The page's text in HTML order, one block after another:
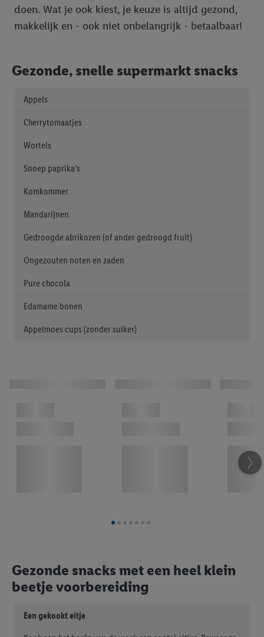
doen. Wat je ook kiest, je keuze is altijd gezond,
makkelijk en - ook niet onbelangrijk - betaalbaar!
Gezonde, snelle supermarkt snacks
Appels
Cherrytomaatjes
Wortels
Snoep paprika’s
Komkommer
Mandarijnen
Gedroogde abrikozen (of ander gedroogd fruit)
Ongezouten noten en zaden
Pure chocola
Edamame bonen
Appelmoes cups (zonder suiker)
Gezonde snacks met een heel klein
beetje voorbereiding
Een gekookt eitje